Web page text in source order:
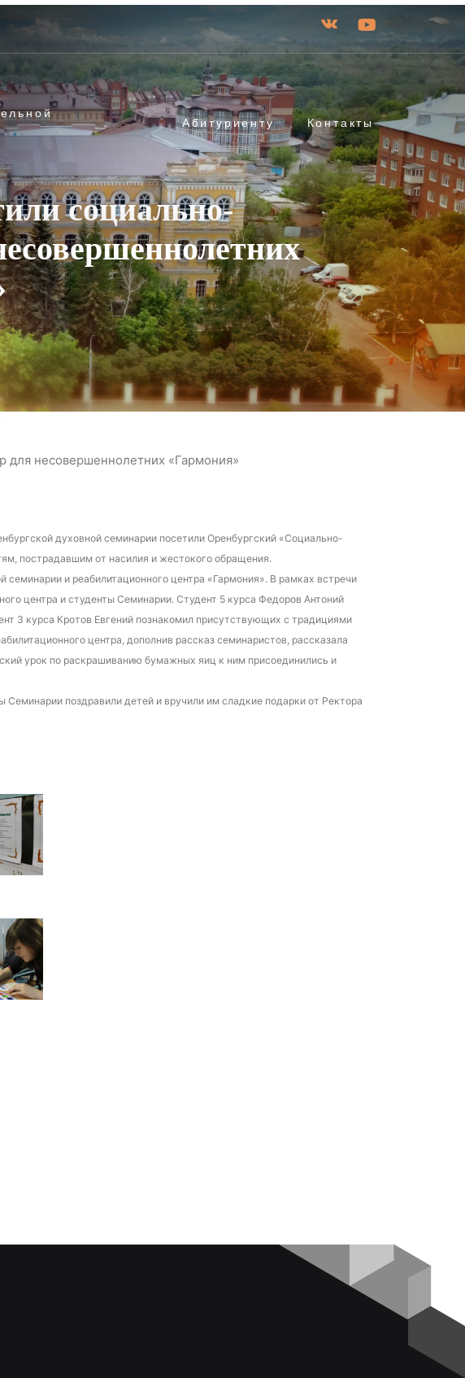
Абитуриенту Контакты
социально-
для несовершеннолетних «Гармония»
духовной семинарии посетили Оренбургский «Социально-
пострадавшим от насилия и жестокого обращения.
и реабилитационного центра «Гармония». В рамках встречи
центра и студенты Семинарии. Студент 5 курса Федоров Антоний
3 курса Кротов Евгений познакомил присутствующих с традициями
центра, дополнив рассказ семинаристов, рассказала
урок по раскрашиванию бумажных яиц к ним присоединились и
поздравили детей и вручили им сладкие подарки от Ректора